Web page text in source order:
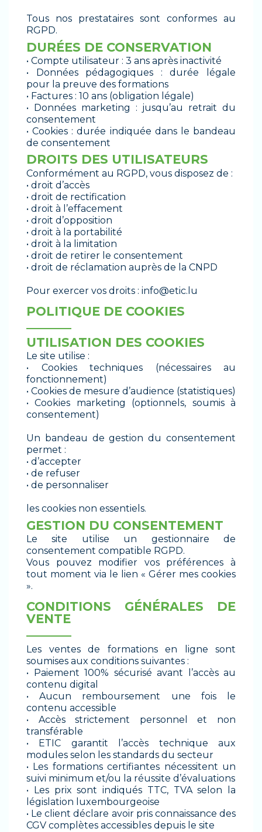
Tous nos prestataires sont conformes au
RGPD.
DURÉES DE CONSERVATION
• Compte utilisateur : 3 ans après inactivité
• Données pédagogiques : durée légale
pour la preuve des formations
• Factures : 10 ans (obligation légale)
• Données marketing : jusqu’au retrait du
consentement
• Cookies : durée indiquée dans le bandeau
de consentement
DROITS DES UTILISATEURS
Conformément au RGPD, vous disposez de :
• droit d’accès
• droit de rectification
• droit à l’effacement
• droit d’opposition
• droit à la portabilité
• droit à la limitation
• droit de retirer le consentement
• droit de réclamation auprès de la CNPD
Pour exercer vos droits : info@etic.lu
POLITIQUE DE COOKIES
UTILISATION DES COOKIES
Le site utilise :
• Cookies techniques (nécessaires au
fonctionnement)
• Cookies de mesure d’audience (statistiques)
• Cookies marketing (optionnels, soumis à
consentement)
Un bandeau de gestion du consentement
permet :
• d’accepter
• de refuser
• de personnaliser
les cookies non essentiels.
GESTION DU CONSENTEMENT
Le site utilise un gestionnaire de
consentement compatible RGPD.
Vous pouvez modifier vos préférences à
tout moment via le lien « Gérer mes cookies
».
CONDITIONS GÉNÉRALES DE
VENTE
Les ventes de formations en ligne sont
soumises aux conditions suivantes :
• Paiement 100% sécurisé avant l’accès au
contenu digital
• Aucun remboursement une fois le
contenu accessible
• Accès strictement personnel et non
transférable
• ETIC garantit l’accès technique aux
modules selon les standards du secteur
• Les formations certifiantes nécessitent un
suivi minimum et/ou la réussite d’évaluations
• Les prix sont indiqués TTC, TVA selon la
législation luxembourgeoise
• Le client déclare avoir pris connaissance des
CGV complètes accessibles depuis le site